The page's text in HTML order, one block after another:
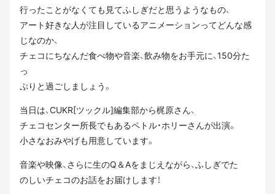
行ったことがなくても見てふしぎだと思うようなもの、
アート好きな人が注目しているアニメーションってどんな感
じなのか、
チェコにちなんだ食べ物や音楽、飲み物をお手元に、150分た
っ
ぷりと過ごしましょう。
当日は、CUKR[ツックル]編集部から梶原さん、
チェコセンター所長でもあるペトル・ホリーさんが出演。
小さなおみやげも用意しています。
音楽や映像、さらに生のQ＆Aをまじえながら、ふしぎでた
のしいチェコのお話をお届けします！